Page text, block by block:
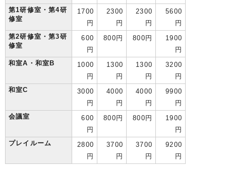
第1研修室・第4研
修室
1700
円
2300
円
2300
円
5600
円
第2研修室・第3研
修室
600
円
800円 800円
1900
円
和室A・和室B
1000
円
1300
円
1300
円
3200
円
和室C
3000
円
4000
円
4000
円
9900
円
会議室
600
円
800円 800円
1900
円
プレイルーム
2800
円
3700
円
3700
円
9200
円